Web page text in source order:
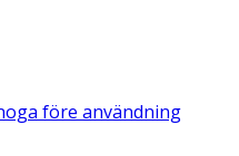
före användning